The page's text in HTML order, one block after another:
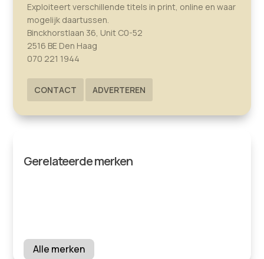
Exploiteert verschillende titels in print, online en waar
mogelijk daartussen.
Binckhorstlaan 36, Unit C0-52
2516 BE Den Haag
070 221 1944
CONTACT ADVERTEREN
Gerelateerde merken
Alle merken